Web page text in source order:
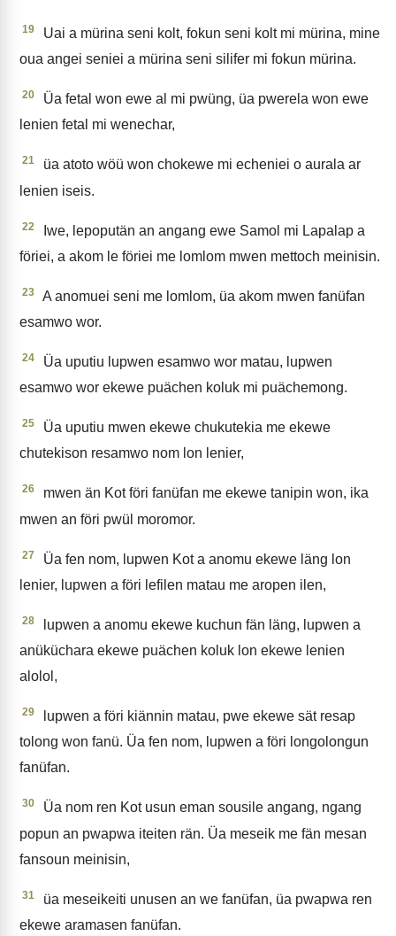
19
Uai a mürina seni kolt, fokun seni kolt mi mürina, mine
oua angei seniei a mürina seni silifer mi fokun mürina.
20
Üa fetal won ewe al mi pwüng, üa pwerela won ewe
lenien fetal mi wenechar,
21
üa atoto wöü won chokewe mi echeniei o aurala ar
lenien iseis.
22
Iwe, lepoputän an angang ewe Samol mi Lapalap a
föriei, a akom le föriei me lomlom mwen mettoch meinisin.
23
A anomuei seni me lomlom, üa akom mwen fanüfan
esamwo wor.
24
Üa uputiu lupwen esamwo wor matau, lupwen
esamwo wor ekewe puächen koluk mi puächemong.
25
Üa uputiu mwen ekewe chukutekia me ekewe
chutekison resamwo nom lon lenier,
26
mwen än Kot föri fanüfan me ekewe tanipin won, ika
mwen an föri pwül moromor.
27
Üa fen nom, lupwen Kot a anomu ekewe läng lon
lenier, lupwen a föri lefilen matau me aropen ilen,
28
lupwen a anomu ekewe kuchun fän läng, lupwen a
anüküchara ekewe puächen koluk lon ekewe lenien
alolol,
29
lupwen a föri kiännin matau, pwe ekewe sät resap
tolong won fanü. Üa fen nom, lupwen a föri longolongun
fanüfan.
30
Üa nom ren Kot usun eman sousile angang, ngang
popun an pwapwa iteiten rän. Üa meseik me fän mesan
fansoun meinisin,
31
üa meseikeiti unusen an we fanüfan, üa pwapwa ren
ekewe aramasen fanüfan.